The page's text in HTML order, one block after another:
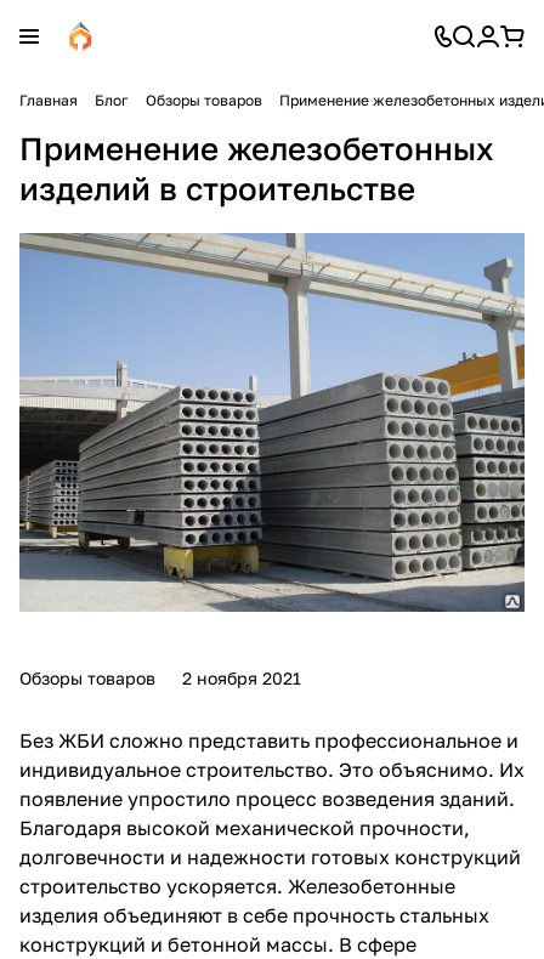
Главная Блог Обзоры товаров Применение железобетонных
Применение железобетонных
изделий в строительстве
Обзоры товаров 2 ноября 2021
Без ЖБИ сложно представить профессиональное и
индивидуальное строительство. Это объяснимо. Их
появление упростило процесс возведения зданий.
Благодаря высокой механической прочности,
долговечности и надежности готовых конструкций
строительство ускоряется. Железобетонные
изделия объединяют в себе прочность стальных
конструкций и бетонной массы. В сфере